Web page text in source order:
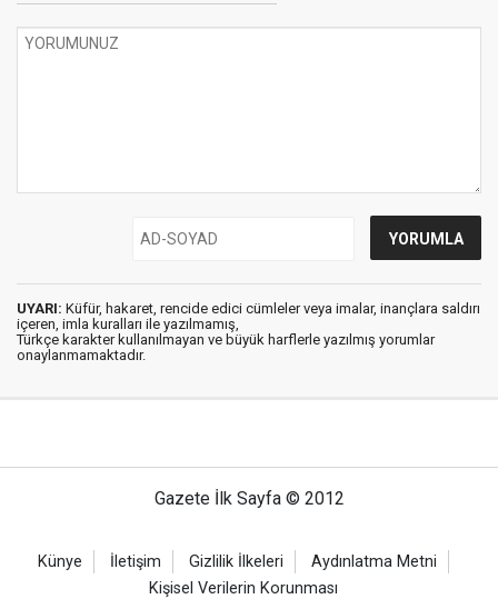
UYARI: Küfür, hakaret, rencide edici cümleler veya imalar, inançlara saldırı
içeren, imla kuralları ile yazılmamış,
Türkçe karakter kullanılmayan ve büyük harflerle yazılmış yorumlar
onaylanmamaktadır.
Gazete İlk Sayfa © 2012
Künye İletişim Gizlilik İlkeleri
Aydınlatma Metni
Kişisel Verilerin Korunması